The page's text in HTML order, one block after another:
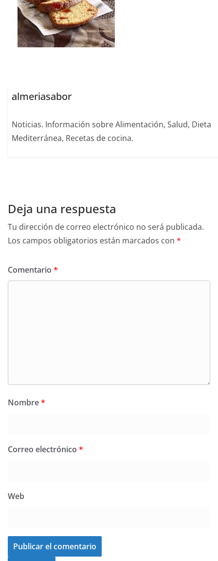
almeriasabor
Noticias. Información sobre Alimentación, Salud, Dieta
Mediterránea, Recetas de cocina.
Deja una respuesta
Tu dirección de correo electrónico no será publicada.
Los campos obligatorios están marcados con *
Comentario *
Nombre*
Correo electrónico *
Web